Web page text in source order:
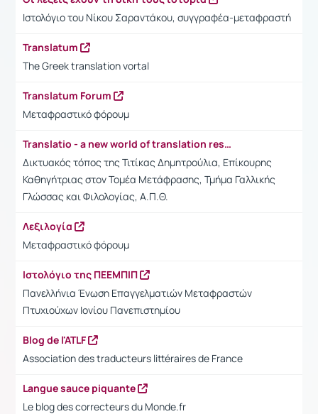
Ιστολόγιο του Νίκου Σαραντάκου, συγγραφέα-μεταφραστή
Translatum
The Greek translation vortal
Translatum Forum
Μεταφραστικό φόρουμ
Translatio - a new world of translation resources
Δικτυακός τόπος της Τιτίκας Δημητρούλια, Επίκουρης
Καθηγήτριας στον Τομέα Μετάφρασης, Τμήμα Γαλλικής
Γλώσσας και Φιλολογίας, Α.Π.Θ.
Λεξιλογία
Μεταφραστικό φόρουμ
Ιστολόγιο της ΠΕΕΜΠΙΠ
Πανελλήνια Ένωση Επαγγελματιών Μεταφραστών
Πτυχιούχων Ιονίου Πανεπιστημίου
Blog de l'ATLF
Association des traducteurs littéraires de France
Langue sauce piquante
Le blog des correcteurs du Monde.fr